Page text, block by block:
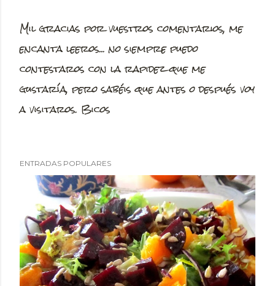
P
u
l
a
n
c
o
Mil gracias por vuestros comentarios, me
encanta leeros... no siempre puedo
contestaros con la rapidez que me
gustaría, pero sabéis que antes o después voy
a visitaros. Bicos
ENTRADAS POPULARES